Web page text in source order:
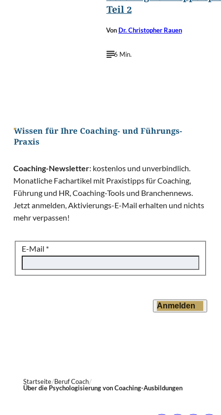
Teil 2
Von Dr. Christopher Rauen
6 Min.
Wissen für Ihre Coaching- und Führungs-
Praxis
Coaching-Newsletter: kostenlos und unverbindlich.
Monatliche Fachartikel mit Praxistipps für Coaching,
Führung und HR, Coaching-Tools und Branchennews.
Jetzt anmelden, Aktivierungs-E-Mail erhalten und nichts
mehr verpassen!
E-Mail *
Anmelden
Startseite Beruf Coach
Über die Psychologisierung von Coaching-Ausbildungen